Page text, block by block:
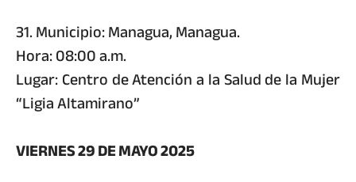
31. Municipio: Managua, Managua.
Hora: 08:00 a.m.
Lugar: Centro de Atención a la Salud de la Mujer
“Ligia Altamirano”
VIERNES 29 DE MAYO 2025